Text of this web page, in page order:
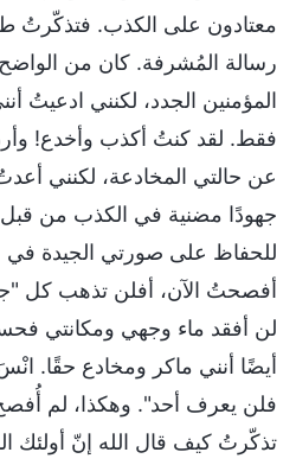
معتادون على الكذب. فتذكّرتُ
رسالة المُشرفة. كان من الواضح
المؤمنين الجدد، لكنني ادعيتُ
فقط. لقد كنتُ أكذب وأخدع!
عن حالتي المخادعة، لكنني
جهودًا مضنية في الكذب من
للحفاظ على صورتي الجيدة في
أفصحتُ الآن، أفلن تذهب كل
لن أفقد ماء وجهي ومكانتي
أيضًا أنني ماكر ومخادع حقًا. انْسَ
فلن يعرف أحد". وهكذا، لم
تذكّرتُ كيف قال الله إنّ أولئك